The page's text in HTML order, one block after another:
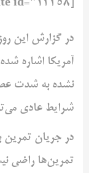
در گزارش این
آمریکا اشاره
نشده به شدت
شرایط عادی
در جریان تمرین
تمرین‌ها ‌راضی